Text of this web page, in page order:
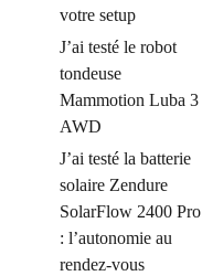
votre setup
J’ai testé le robot
tondeuse
Mammotion Luba 3
AWD
J’ai testé la batterie
solaire Zendure
SolarFlow 2400 Pro
: l’autonomie au
rendez-vous